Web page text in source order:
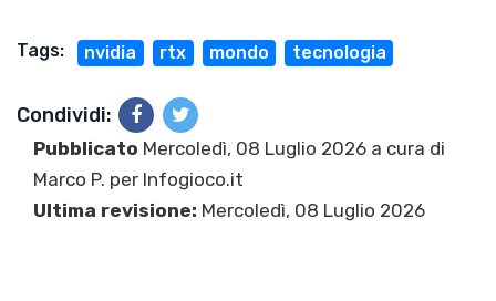
Tags: nvidia rtx mondo tecnologia
Condividi:
Pubblicato Mercoledì, 08 Luglio 2026 a cura di
Marco P. per Infogioco.it
Ultima revisione: Mercoledì, 08 Luglio 2026